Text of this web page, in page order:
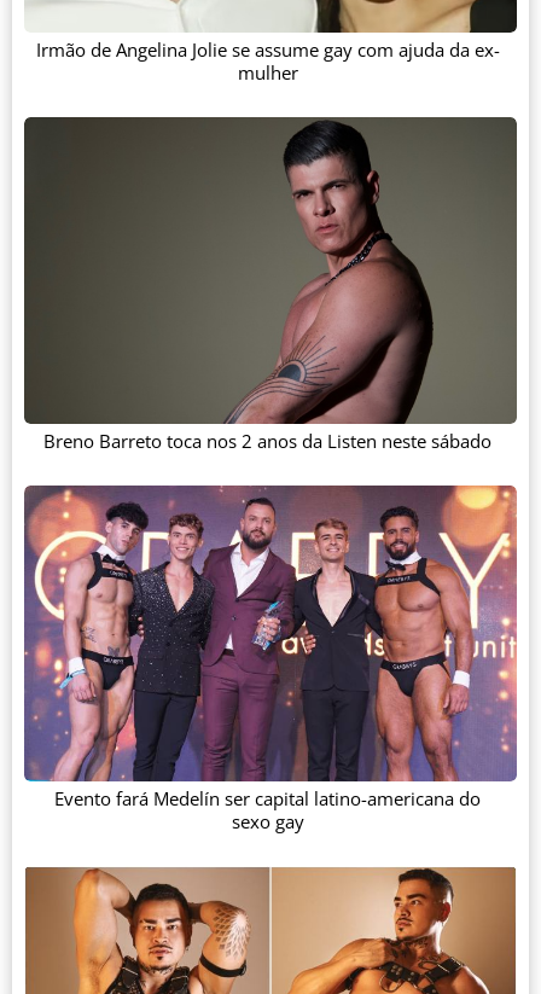
Irmão de Angelina Jolie se assume gay com ajuda da ex-
mulher
Breno Barreto toca nos 2 anos da Listen neste sábado
Evento fará Medelín ser capital latino-americana do
sexo gay